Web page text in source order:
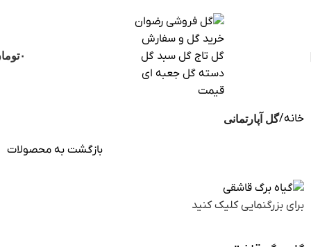
۰
خانه گل آپارتمانی
بازگشت به محصولات
برای بزرگنمایی کلیک کنید